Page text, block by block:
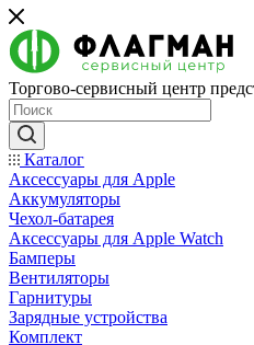
Торгово-сервисный центр
Каталог
Аксессуары для Apple
Аккумуляторы
Чехол-батарея
Аксессуары для Apple Watch
Бамперы
Вентиляторы
Гарнитуры
Зарядные устройства
Комплект